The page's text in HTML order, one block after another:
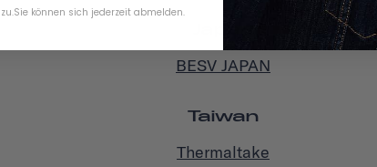
BESV JAPAN
Taiwan
Thermaltake
zu.Sie können sich jederzeit abmelden.